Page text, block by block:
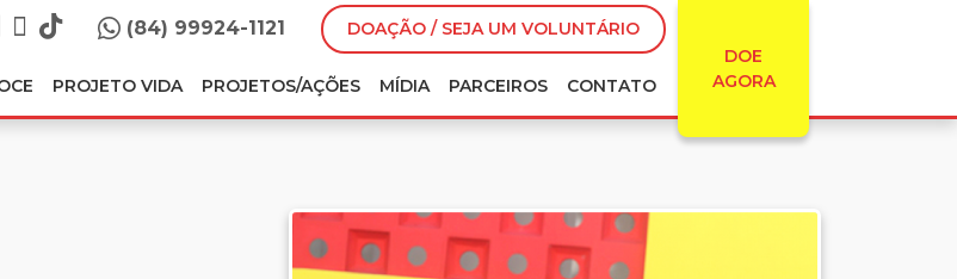
(84) 99924-1121
DOAÇÃO / SEJA UM VOLUNTÁRIO
DOE
AGORA
PROJETO VIDA PROJETOS/AÇÕES MÍDIA PARCEIROS CONTATO